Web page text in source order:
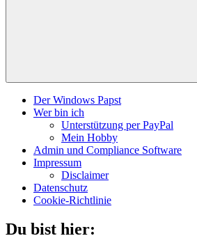
Der Windows Papst
Wer bin ich
Unterstützung per PayPal
Mein Hobby
Admin und Compliance Software
Impressum
Disclaimer
Datenschutz
Cookie-Richtlinie
Du bist hier: